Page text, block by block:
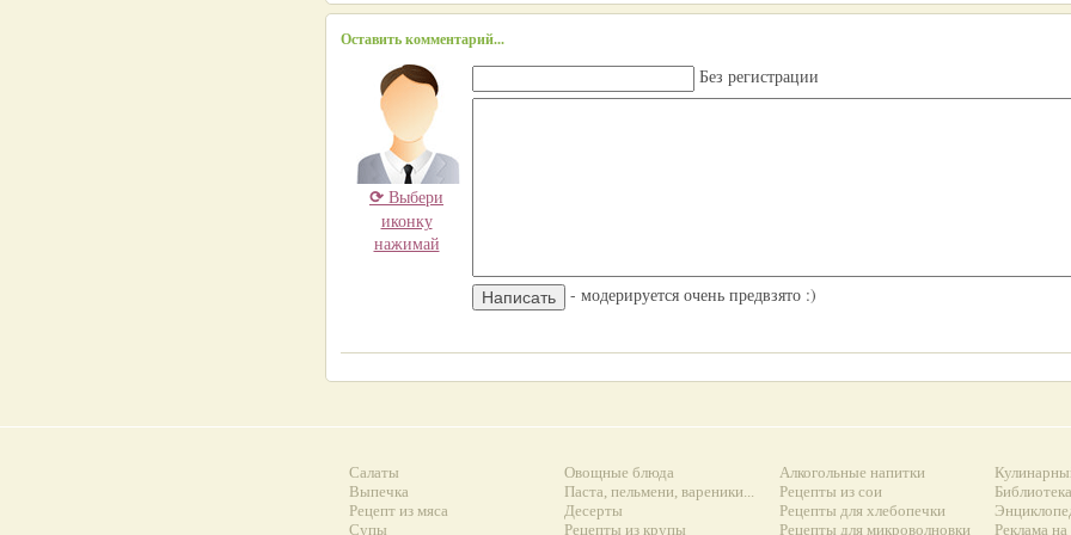
Оставить комментарий...
⟳ Выбери
иконку
нажимай
Без регистрации
- модерируется очень предвзято :)
Салаты
Выпечка
Рецепт из мяса
Супы
Овощные блюда
Паста, пельмени, вареники...
Десерты
Рецепты из крупы
Алкогольные напитки
Рецепты из сои
Рецепты для хлебопечки
Рецепты для микроволновки
Библиотека
Реклама на